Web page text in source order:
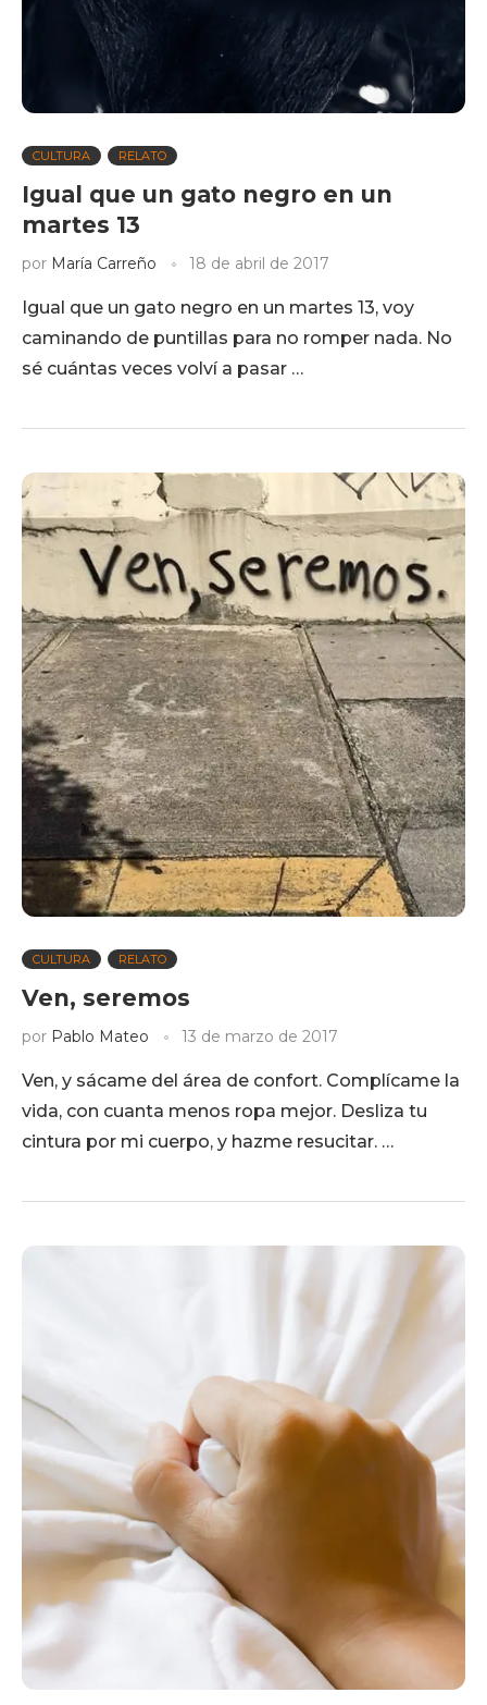
CULTURA RELATO
Igual que un gato negro en un
martes 13
por María Carreño 18 de abril de 2017
Igual que un gato negro en un martes 13, voy
caminando de puntillas para no romper nada. No
sé cuántas veces volví a pasar …
CULTURA RELATO
Ven, seremos
por Pablo Mateo 13 de marzo de 2017
Ven, y sácame del área de confort. Complícame la
vida, con cuanta menos ropa mejor. Desliza tu
cintura por mi cuerpo, y hazme resucitar. …